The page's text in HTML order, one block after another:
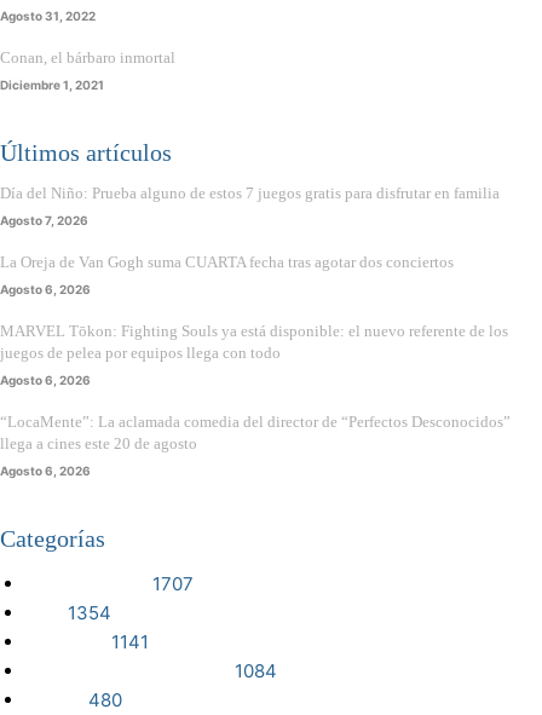
Agosto 31, 2022
Conan, el bárbaro inmortal
Diciembre 1, 2021
Últimos artículos
Día del Niño: Prueba alguno de estos 7 juegos gratis para disfrutar en familia
Agosto 7, 2026
La Oreja de Van Gogh suma CUARTA fecha tras agotar dos conciertos
Agosto 6, 2026
MARVEL Tōkon: Fighting Souls ya está disponible: el nuevo referente de los
juegos de pelea por equipos llega con todo
Agosto 6, 2026
“LocaMente”: La aclamada comedia del director de “Perfectos Desconocidos”
llega a cines este 20 de agosto
Agosto 6, 2026
Categorías
1707
1354
1141
1084
480